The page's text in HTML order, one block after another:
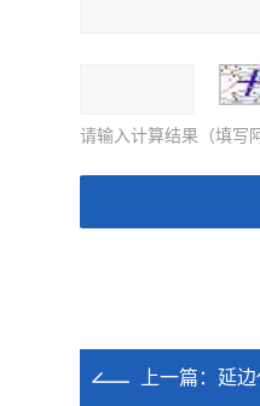
请输入计算结果（填写
上一篇： 延